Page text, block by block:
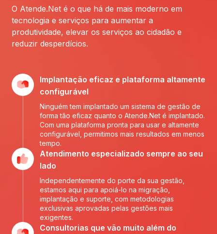
O Atende.Net é o que há de mais moderno em
tecnologia e serviços para aumentar a
produtividade, elevar os serviços ao cidadão e
reduzir desperdícios.
Implantação eficaz e plataforma altamente
configurável
Ninguém tem implantado um sistema de gestão de
forma tão eficaz quanto o Atende.Net é implantado.
Com uma plataforma pronta para usar e altamente
configurável, permitimos mais resultados em menos
tempo.
Atendimento especializado sempre ao seu
lado
Independentemente do porte da sua gestão,
estamos aqui para apoiá-lo na migração,
implantação e suporte, com metodologias
exclusivas aprovadas pelas gestões mais
exigentes.
Consultorias que vão muito além do